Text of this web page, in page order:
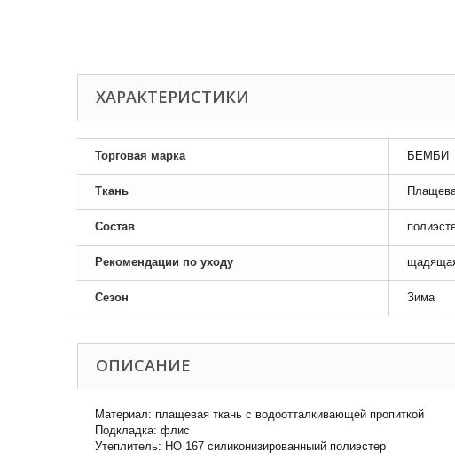
ХАРАКТЕРИСТИКИ
Торговая марка БЕМБИ
Ткань
Состав
Рекомендации по уходу
Сезон Зима
ОПИСАНИЕ
Материал: плащевая ткань с водоотталкивающей пропиткой
Подкладка: флис
Утеплитель: НО 167 силиконизированныий полиэстер